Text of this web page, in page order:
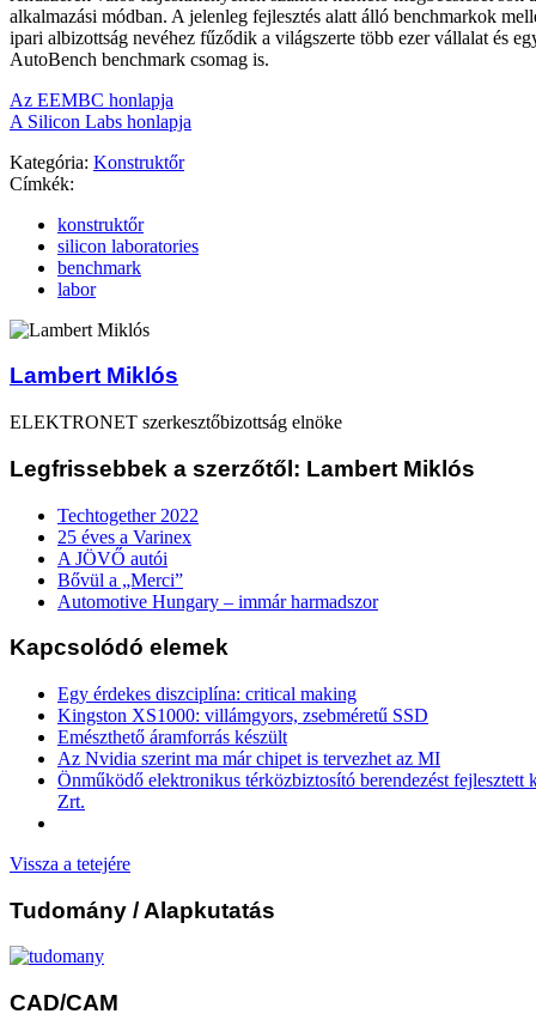
alkalmazási módban. A jelenleg fejlesztés alatt álló benchmarkok
ipari albizottság nevéhez fűződik a világszerte több ezer vállalat és
AutoBench benchmark csomag is.
Az EEMBC honlapja
A Silicon Labs honlapja
Kategória: Konstruktőr
Címkék:
konstruktőr
silicon laboratories
benchmark
labor
Lambert Miklós
ELEKTRONET szerkesztőbizottság elnöke
Legfrissebbek a szerzőtől: Lambert Miklós
Techtogether 2022
25 éves a Varinex
A JÖVŐ autói
Bővül a „Merci”
Automotive Hungary – immár harmadszor
Kapcsolódó elemek
Egy érdekes diszciplína: critical making
Kingston XS1000: villámgyors, zsebméretű SSD
Emészthető áramforrás készült
Az Nvidia szerint ma már chipet is tervezhet az MI
Önműködő elektronikus térközbiztosító berendezést fejlesztett
Zrt.
Vissza a tetejére
Tudomány / Alapkutatás
CAD/CAM